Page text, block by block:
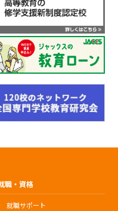
職・資格
就職サポート